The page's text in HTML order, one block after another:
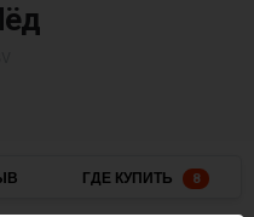
ГДЕ КУПИТЬ 8